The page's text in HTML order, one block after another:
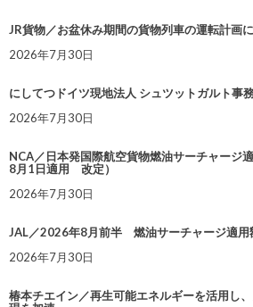
JR貨物／お盆休み期間の貨物列車の運転計画
2026年7月30日
にしてつドイツ現地法人 シュツットガルト事
2026年7月30日
NCA／日本発国際航空貨物燃油サーチャージ
8月1日適用 改定）
2026年7月30日
JAL／2026年8月前半 燃油サーチャージ適用
2026年7月30日
椿本チエイン／再生可能エネルギーを活用し